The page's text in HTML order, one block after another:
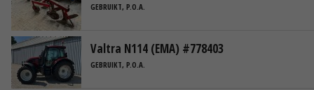
GEBRUIKT, P.O.A.
Valtra N114 (EMA) #778403
GEBRUIKT, P.O.A.